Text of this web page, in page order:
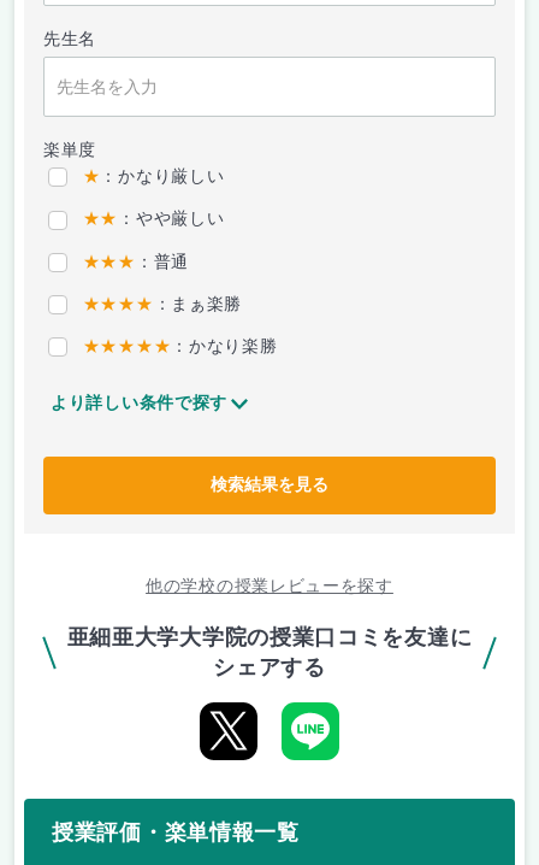
先生名
楽単度
★ ：かなり厳しい
★★ ：やや厳しい
★★★ ：普通
★★★★ ：まぁ楽勝
★★★★★ ：かなり楽勝
より詳しい条件で探す
検索結果を見る
他の学校の授業レビューを探す
亜細亜大学大学院の授業口コミを友達に
シェアする
授業評価・楽単情報一覧